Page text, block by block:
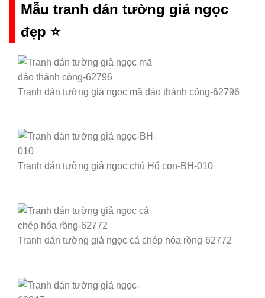
Mẫu tranh dán tường giả ngọc
đẹp ⭐
Tranh dán tường giả ngọc mã đáo thành công-62796
Tranh dán tường giả ngọc chú Hổ con-BH-010
Tranh dán tường giả ngọc cá chép hóa rồng-62772